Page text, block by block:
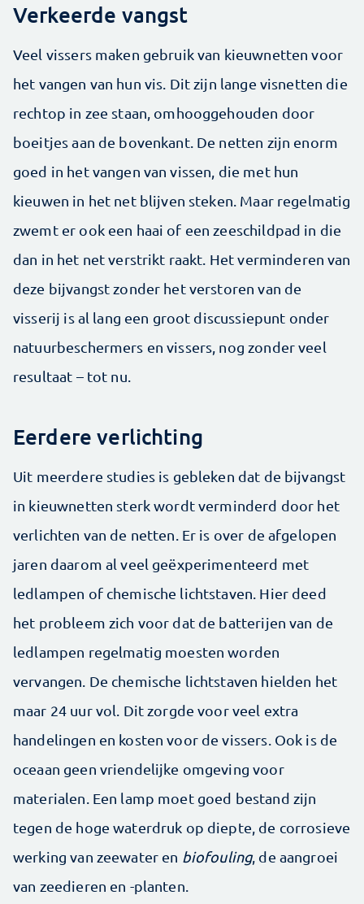
Verkeerde vangst
Veel vissers maken gebruik van kieuwnetten voor
het vangen van hun vis. Dit zijn lange visnetten die
rechtop in zee staan, omhooggehouden door
boeitjes aan de bovenkant. De netten zijn enorm
goed in het vangen van vissen, die met hun
kieuwen in het net blijven steken. Maar regelmatig
zwemt er ook een haai of een zeeschildpad in die
dan in het net verstrikt raakt. Het verminderen van
deze bijvangst zonder het verstoren van de
visserij is al lang een groot discussiepunt onder
natuurbeschermers en vissers, nog zonder veel
resultaat – tot nu.
Eerdere verlichting
Uit meerdere studies is gebleken dat de bijvangst
in kieuwnetten sterk wordt verminderd door het
verlichten van de netten. Er is over de afgelopen
jaren daarom al veel geëxperimenteerd met
ledlampen of chemische lichtstaven. Hier deed
het probleem zich voor dat de batterijen van de
ledlampen regelmatig moesten worden
vervangen. De chemische lichtstaven hielden het
maar 24 uur vol. Dit zorgde voor veel extra
handelingen en kosten voor de vissers. Ook is de
oceaan geen vriendelijke omgeving voor
materialen. Een lamp moet goed bestand zijn
tegen de hoge waterdruk op diepte, de corrosieve
werking van zeewater en biofouling, de aangroei
van zeedieren en -planten.